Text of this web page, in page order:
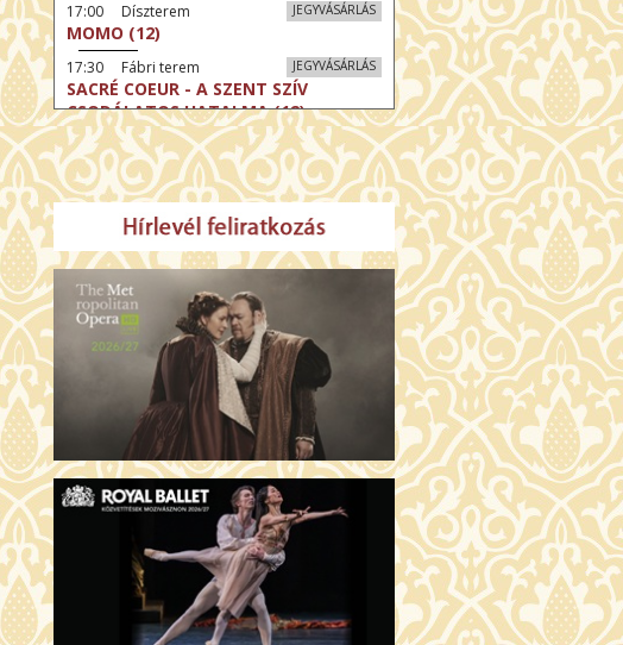
JEGYVÁSÁRLÁS
17:00 Díszterem
MOMO (12)
JEGYVÁSÁRLÁS
17:30 Fábri terem
SACRÉ COEUR - A SZENT SZÍV
CSODÁLATOS HATALMA (12)
JEGYVÁSÁRLÁS
17:30 Törőcsik Mari terem
SZERELMEM, MAROKKÓ (16)
JEGYVÁSÁRLÁS
17:30 Csortos terem
MOHÁCS – VILÁGOK HARCA (12)
JEGYVÁSÁRLÁS
19:00 Díszterem
ODÜSSZEIA (16)
19:30 Csortos terem
MEGHÍVÁS (16)
JEGYVÁSÁRLÁS
19:30 Fábri terem
KESERŰ KARÁCSONY (16)
JEGYVÁSÁRLÁS
20:00 Törőcsik Mari terem
AZ IDEGEN (16)